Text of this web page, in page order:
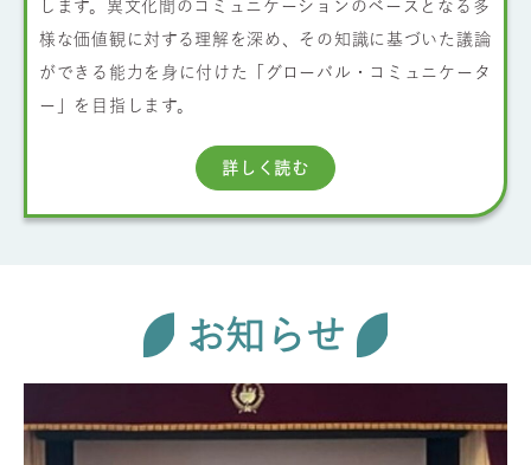
します。異文化間のコミュニケーションのベースとなる多
様な価値観に対する理解を深め、その知識に基づいた議論
ができる能力を身に付けた「グローバル・コミュニケータ
ー」を目指します。
詳しく読む
お知らせ